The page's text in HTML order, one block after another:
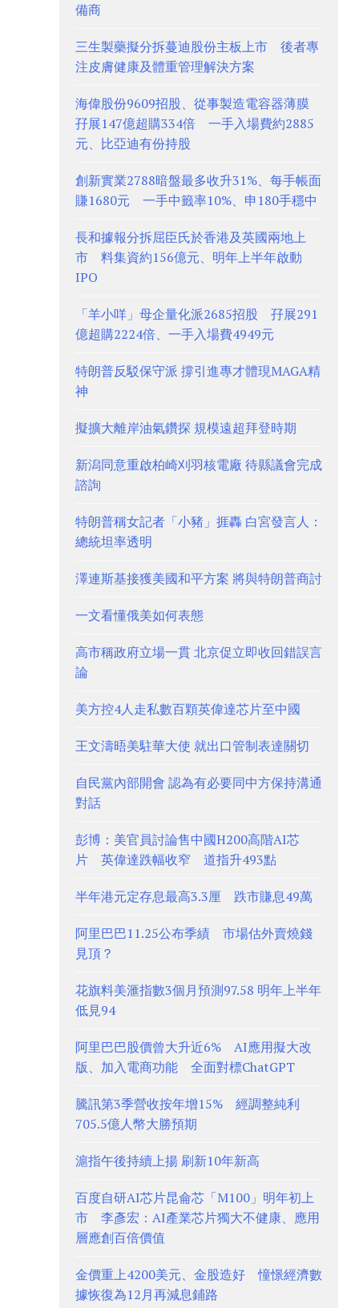
備商
三生製藥擬分拆蔓迪股份主板上市 後者專
注皮膚健康及體重管理解決方案
海偉股份9609招股、從事製造電容器薄膜
孖展147億超購334倍 一手入場費約2885
元、比亞迪有份持股
創新實業2788暗盤最多收升31%、每手帳面
賺1680元 一手中籤率10%、申180手穩中
長和據報分拆屈臣氏於香港及英國兩地上
市 料集資約156億元、明年上半年啟動
IPO
「羊小咩」母企量化派2685招股 孖展291
億超購2224倍、一手入場費4949元
特朗普反駁保守派 撐引進專才體現MAGA精
神
擬擴大離岸油氣鑽探 規模遠超拜登時期
新潟同意重啟柏崎刈羽核電廠 待縣議會完成
諮詢
特朗普稱女記者「小豬」捱轟 白宮發言人：
總統坦率透明
澤連斯基接獲美國和平方案 將與特朗普商討
一文看懂俄美如何表態
高市稱政府立場一貫 北京促立即收回錯誤言
論
美方控4人走私數百顆英偉達芯片至中國
王文濤晤美駐華大使 就出口管制表達關切
自民黨內部開會 認為有必要同中方保持溝通
對話
彭博：美官員討論售中國H200高階AI芯
片 英偉達跌幅收窄 道指升493點
半年港元定存息最高3.3厘 跌市賺息49萬
阿里巴巴11.25公布季績 市場估外賣燒錢
見頂？
花旗料美滙指數3個月預測97.58 明年上半年
低見94
阿里巴巴股價曾大升近6% AI應用擬大改
版、加入電商功能 全面對標ChatGPT
騰訊第3季營收按年增15% 經調整純利
705.5億人幣大勝預期
滬指午後持續上揚 刷新10年新高
百度自研AI芯片昆侖芯「M100」明年初上
市 李彥宏：AI產業芯片獨大不健康、應用
層應創百倍價值
金價重上4200美元、金股造好 憧憬經濟數
據恢復為12月再減息鋪路